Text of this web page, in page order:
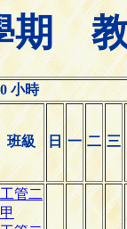
期
小時
班級 日 一 二 三
工管二
甲